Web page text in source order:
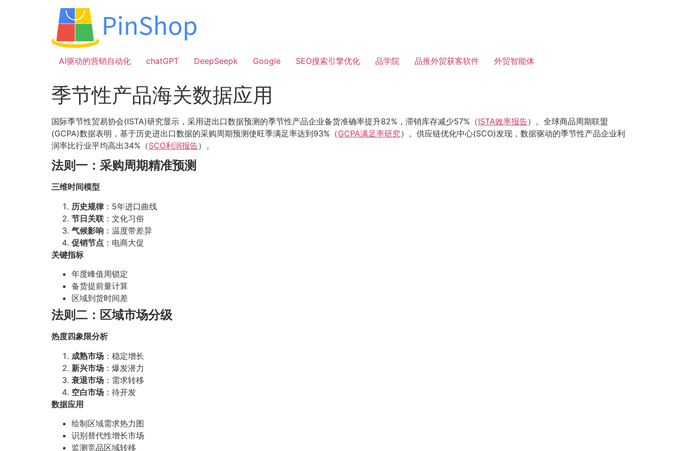
AI驱动的营销自动化
chatGPT DeepSeepk Google SEO搜索引擎优化 品学院 品推外贸获客软件 外贸智能体
季节性产品海关数据应用
国际季节性贸易协会(ISTA)研究显示，采用进出口数据预测的季节性产品企业备货准确率提升82%，滞销库存减少57%（ISTA效率报告）。全球商品周期联盟
(GCPA)数据表明，基于历史进出口数据的采购周期预测使旺季满足率达到93%（GCPA满足率研究）。供应链优化中心(SCO)发现，数据驱动的季节性产品企业利
润率比行业平均高出34%（SCO利润报告）。
法则一：采购周期精准预测
三维时间模型
历史规律：5年进口曲线
节日关联 ：文化习俗
气候影响 ：温度带差异
促销节点 ：电商大促
关键指标
年度峰值周锁定
备货提前量计算
区域到货时间差
法则二：区域市场分级
热度四象限分析
成熟市场 ：稳定增长
新兴市场 ：爆发潜力
衰退市场 ：需求转移
空白市场 ：待开发
数据应用
绘制区域需求热力图
识别替代性增长市场
监测竞品区域转移